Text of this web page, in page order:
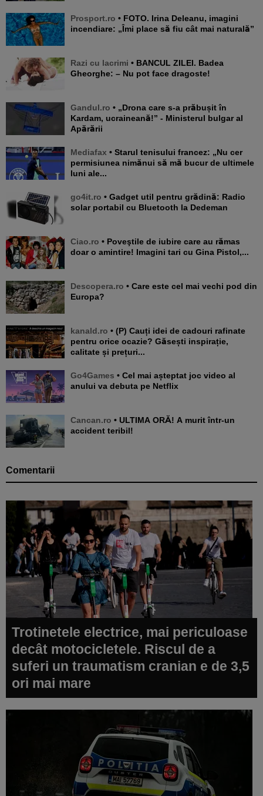
Prosport.ro • FOTO. Irina Deleanu, imagini
incendiare: „Îmi place să fiu cât mai naturală”
Razi cu lacrimi • BANCUL ZILEI. Badea
Gheorghe: – Nu pot face dragoste!
Gandul.ro • „Drona care s-a prăbușit în
Kardam, ucraineană!” - Ministerul bulgar al
Apărării
Mediafax • Starul tenisului francez: „Nu cer
permisiunea nimănui să mă bucur de ultimele
luni ale...
go4it.ro • Gadget util pentru grădină: Radio
solar portabil cu Bluetooth la Dedeman
Ciao.ro • Poveştile de iubire care au rămas
doar o amintire! Imagini tari cu Gina Pistol,...
Descopera.ro • Care este cel mai vechi pod din
Europa?
kanald.ro • (P) Cauți idei de cadouri rafinate
pentru orice ocazie? Găsești inspirație,
calitate și prețuri...
Go4Games • Cel mai așteptat joc video al
anului va debuta pe Netflix
Cancan.ro • ULTIMA ORĂ! A murit într-un
accident teribil!
Comentarii
Trotinetele electrice, mai periculoase
decât motocicletele. Riscul de a
suferi un traumatism cranian e de 3,5
ori mai mare